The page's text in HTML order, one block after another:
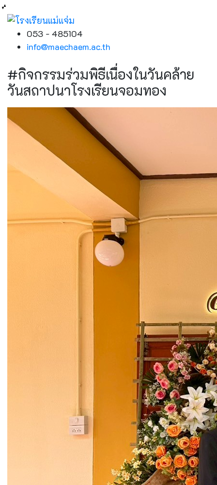
053 - 485104
info@maechaem.ac.th
#กิจกรรมร่วมพิธีเนื่องในวันคล้าย
วันสถาปนาโรงเรียนจอมทอง